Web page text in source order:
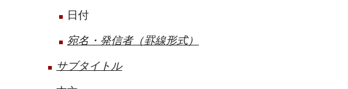
日付
宛名・発信者（罫線形式）
サブタイトル